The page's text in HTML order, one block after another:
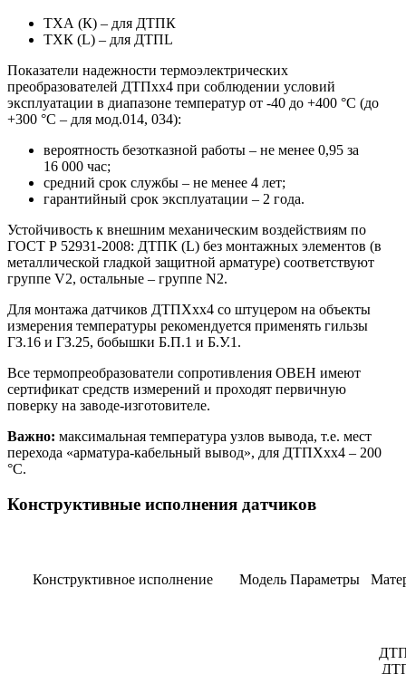
ТХА (К) – для ДТПК
ТХК (L) – для ДТПL
Показатели надежности термоэлектрических
преобразователей ДТПхх4 при соблюдении условий
эксплуатации в диапазоне температур от -40 до +400 °С (до
+300 °С – для мод.014, 034):
вероятность безотказной работы – не менее 0,95 за
16 000 час;
средний срок службы – не менее 4 лет;
гарантийный срок эксплуатации – 2 года.
Устойчивость к внешним механическим воздействиям по
ГОСТ Р 52931-2008: ДТПК (L) без монтажных элементов (в
металлической гладкой защитной арматуре) соответствуют
группе V2, остальные – группе N2.
Для монтажа датчиков ДТПХхх4 со штуцером на объекты
измерения температуры рекомендуется применять гильзы
ГЗ.16 и ГЗ.25, бобышки Б.П.1 и Б.У.1.
Все термопреобразователи сопротивления ОВЕН имеют
сертификат средств измерений и проходят первичную
поверку на заводе-изготовителе.
Важно: максимальная температура узлов вывода, т.е. мест
перехода «арматура-кабельный вывод», для ДТПХхх4 – 200
°С.
Конструктивные исполнения датчиков
Конструктивное исполнение Модель Параметры